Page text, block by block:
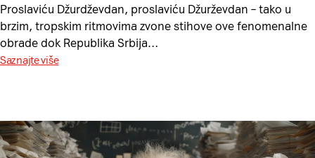
Proslaviću Džurdževdan, proslaviću Džurževdan – tako u
brzim, tropskim ritmovima zvone stihove ove fenomenalne
obrade dok Republika Srbija…
Saznajte više